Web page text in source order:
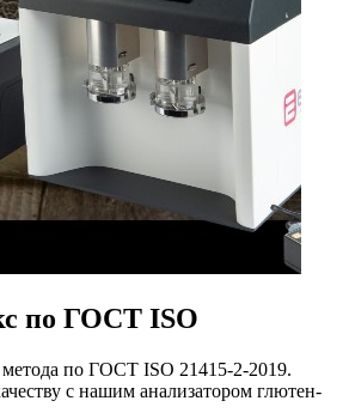
по ГОСТ ISO
метода по ГОСТ ISO 21415-2-2019.
с нашим анализатором глютен-